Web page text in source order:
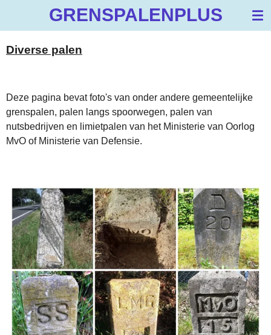
de
GRENSPALENPLUS
Diverse palen
Deze pagina bevat foto's van onder andere gemeentelijke
grenspalen, palen langs spoorwegen, palen van
nutsbedrijven en limietpalen van het Ministerie van Oorlog
MvO of Ministerie van Defensie.